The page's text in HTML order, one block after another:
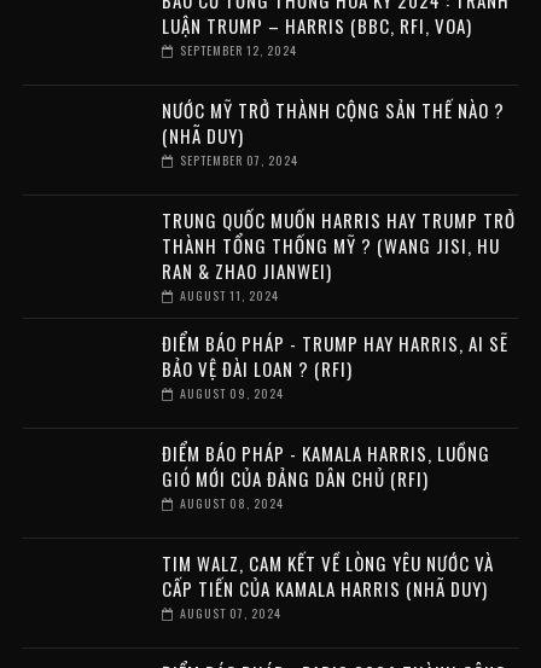
LUẬN TRUMP – HARRIS (BBC, RFI, VOA)
SEPTEMBER 12, 2024
NƯỚC MỸ TRỞ THÀNH CỘNG SẢN THẾ NÀO ?
(NHÃ DUY)
SEPTEMBER 07, 2024
TRUNG QUỐC MUỐN HARRIS HAY TRUMP TRỞ
THÀNH TỔNG THỐNG MỸ ? (WANG JISI, HU
RAN & ZHAO JIANWEI)
AUGUST 11, 2024
ĐIỂM BÁO PHÁP - TRUMP HAY HARRIS, AI SẼ
BẢO VỆ ĐÀI LOAN ? (RFI)
AUGUST 09, 2024
ĐIỂM BÁO PHÁP - KAMALA HARRIS, LUỒNG
GIÓ MỚI CỦA ĐẢNG DÂN CHỦ (RFI)
AUGUST 08, 2024
TIM WALZ, CAM KẾT VỀ LÒNG YÊU NƯỚC VÀ
CẤP TIẾN CỦA KAMALA HARRIS (NHÃ DUY)
AUGUST 07, 2024